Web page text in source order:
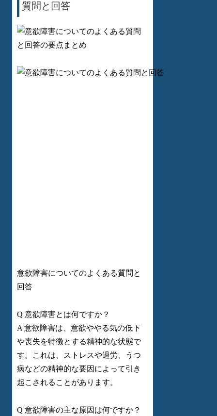
質問と回答
意欲障害についてのよくある質問と
回答
Q 意欲障害とは何ですか？
A 意欲障害は、意欲ややる気の低下
や喪失を特徴とする精神的な状態で
す。これは、ストレスや過労、うつ
病などの精神的な要因によって引き
起こされることがあります。
Q 意欲障害の主な原因は何ですか？